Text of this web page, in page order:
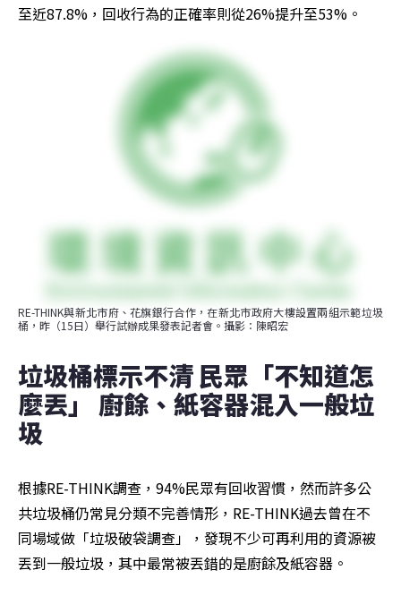
至近87.8%，回收行為的正確率則從26%提升至53%。
RE-THINK與新北市府、花旗銀行合作，在新北市政府大樓設置兩組示範垃圾
桶，昨（15日）舉行試辦成果發表記者會。攝影：陳昭宏
垃圾桶標示不清 民眾「不知道怎
麼丟」 廚餘、紙容器混入一般垃
圾
根據RE-THINK調查，94%民眾有回收習慣，然而許多公
共垃圾桶仍常見分類不完善情形，RE-THINK過去曾在不
同場域做「垃圾破袋調查」，發現不少可再利用的資源被
丟到一般垃圾，其中最常被丟錯的是廚餘及紙容器。